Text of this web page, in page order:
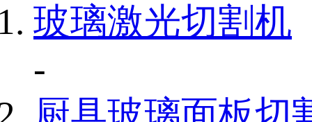
玻璃激光切割机
-